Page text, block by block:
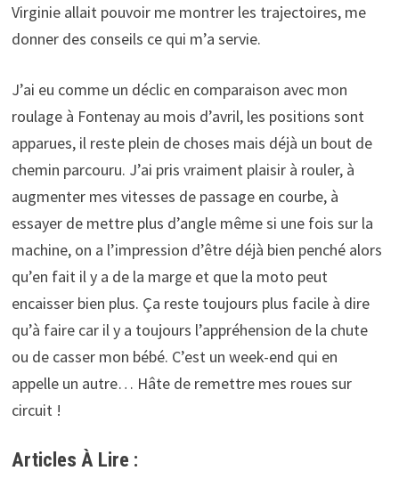
Virginie allait pouvoir me montrer les trajectoires, me
donner des conseils ce qui m’a servie.
J’ai eu comme un déclic en comparaison avec mon
roulage à Fontenay au mois d’avril, les positions sont
apparues, il reste plein de choses mais déjà un bout de
chemin parcouru. J’ai pris vraiment plaisir à rouler, à
augmenter mes vitesses de passage en courbe, à
essayer de mettre plus d’angle même si une fois sur la
machine, on a l’impression d’être déjà bien penché alors
qu’en fait il y a de la marge et que la moto peut
encaisser bien plus. Ça reste toujours plus facile à dire
qu’à faire car il y a toujours l’appréhension de la chute
ou de casser mon bébé. C’est un week-end qui en
appelle un autre… Hâte de remettre mes roues sur
circuit !
Articles À Lire :